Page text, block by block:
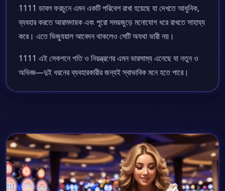
1111 ডাবল ফরচুনে এমন একটি পরিবেশ রাখা হয়েছে যা দেখতে আধুনিক,
ব্যবহার করতে আরামদায়ক এবং পুরো সময়জুড়ে মনোযোগ ধরে রাখতে সাহায্য
করে। এতে ভিজ্যুয়াল আবেদন থাকলেও সেটি অযথা ভারী নয়।
1111 এই সেকশনে গতি ও নিয়ন্ত্রণের এমন ভারসাম্য এনেছে যা নতুন ও
অভিজ্ঞ—দুই ধরনের ব্যবহারকারীর জন্যই স্বাভাবিক মনে হতে পারে।